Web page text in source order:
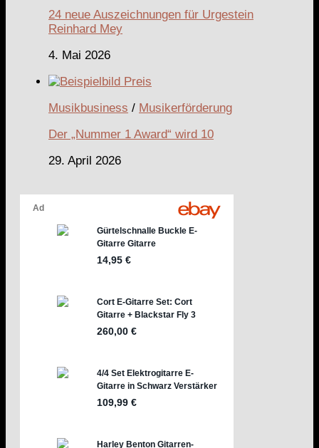
24 neue Auszeichnungen für Urgestein
Reinhard Mey
4. Mai 2026
Musikbusiness / Musikerförderung
Der „Nummer 1 Award“ wird 10
29. April 2026